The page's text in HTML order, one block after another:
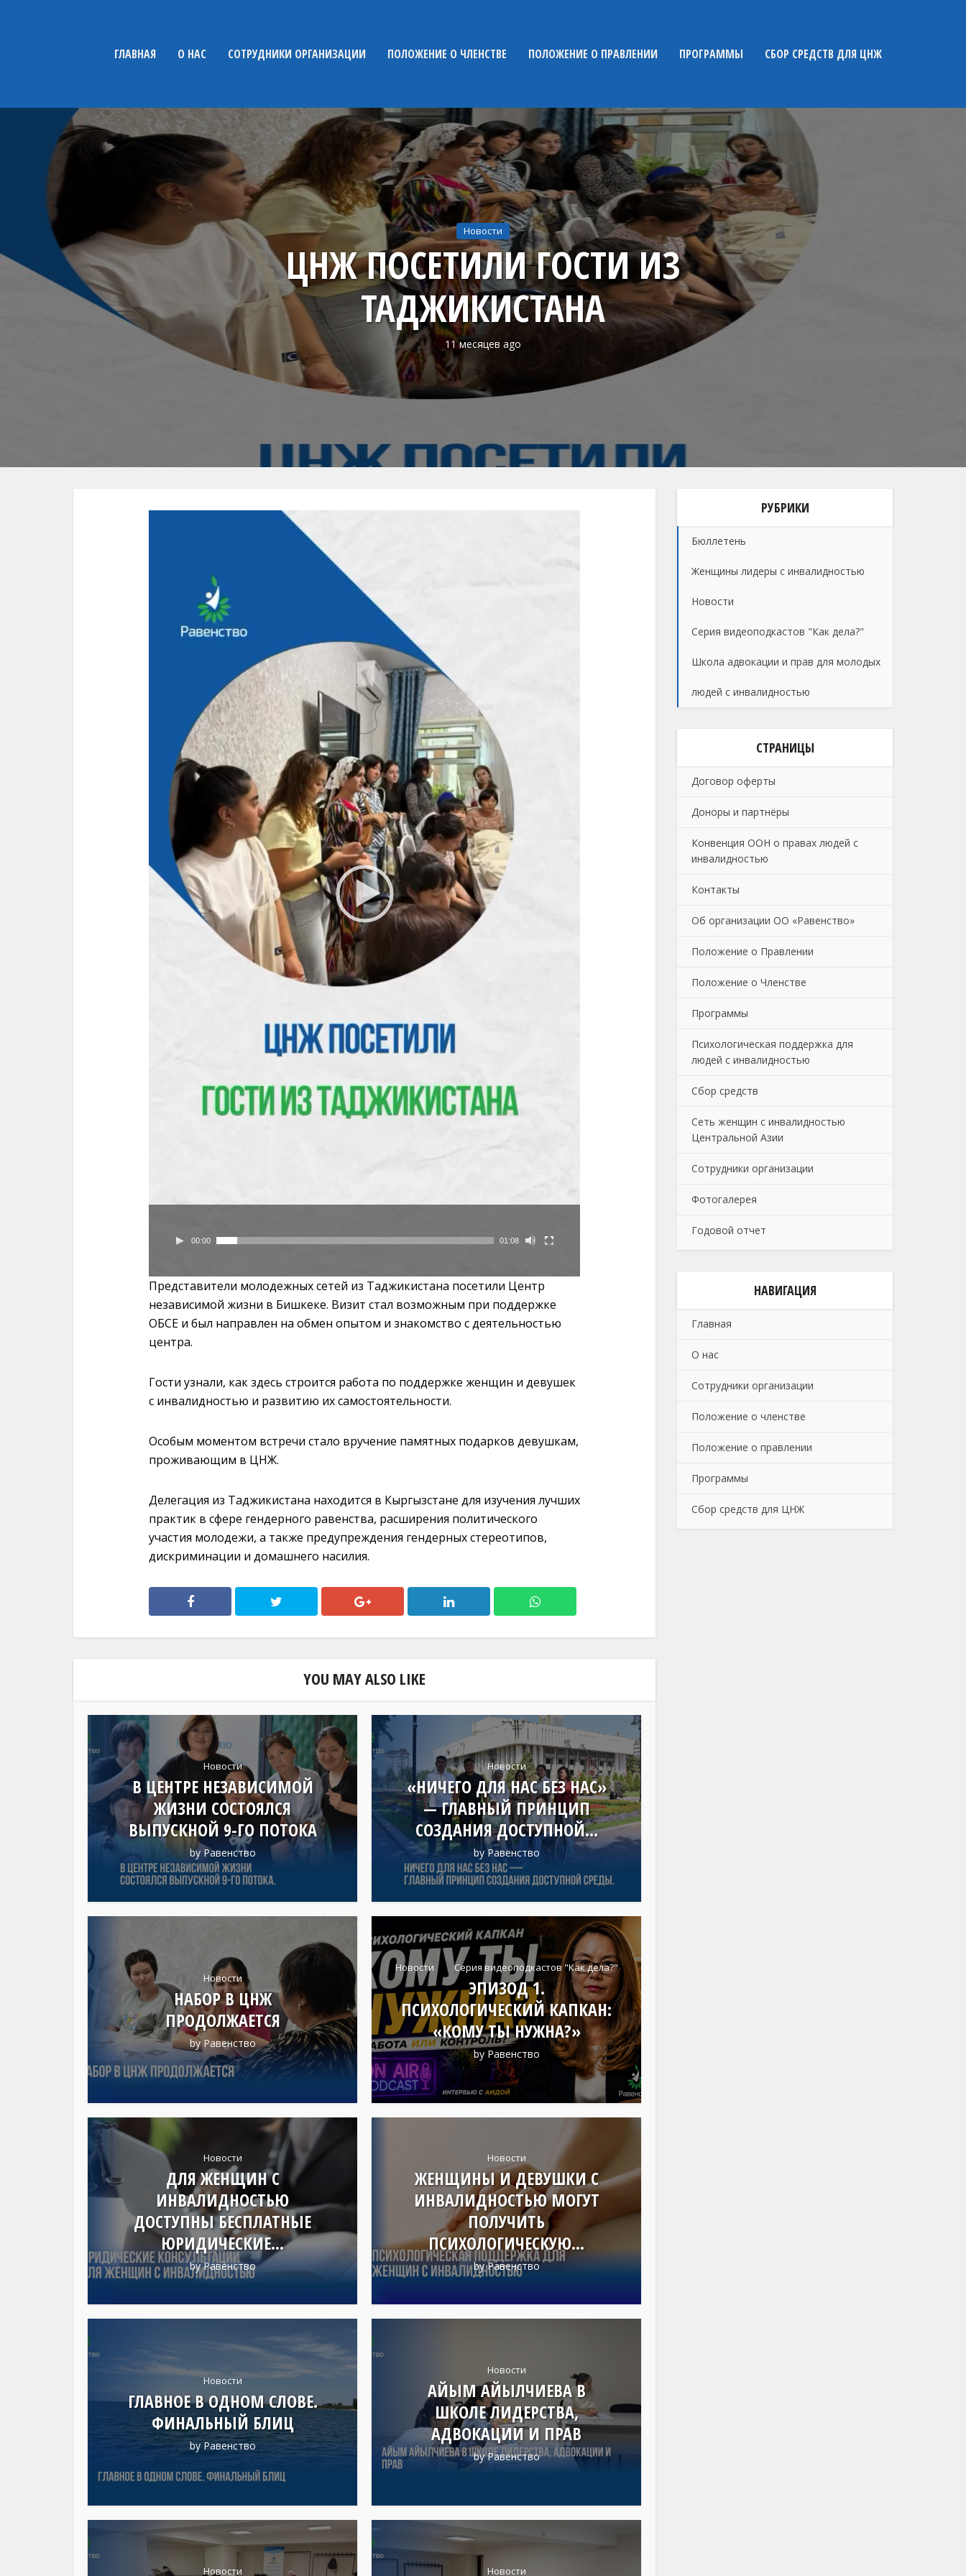
Равенство
ГЛАВНАЯ О НАС СОТРУДНИКИ ОРГАНИЗАЦИИ ПОЛОЖЕНИЕ О ЧЛЕНСТВЕ ПОЛОЖЕНИЕ О ПРАВЛЕНИИ ПРОГРАММЫ СБОР СРЕДСТВ ДЛЯ ЦНЖ
Новости
ЦНЖ ПОСЕТИЛИ ГОСТИ ИЗ
ТАДЖИКИСТАНА
11 месяцев ago
00:00 01:08
Представители молодежных сетей из Таджикистана посетили Центр
независимой жизни в Бишкеке. Визит стал возможным при поддержке
ОБСЕ и был направлен на обмен опытом и знакомство с деятельностью
центра.
Гости узнали, как здесь строится работа по поддержке женщин и девушек
с инвалидностью и развитию их самостоятельности.
Особым моментом встречи стало вручение памятных подарков девушкам,
проживающим в ЦНЖ.
Делегация из Таджикистана находится в Кыргызстане для изучения лучших
практик в сфере гендерного равенства, расширения политического
участия молодежи, а также предупреждения гендерных стереотипов,
дискриминации и домашнего насилия.
YOU MAY ALSO LIKE
Новости
В ЦЕНТРЕ НЕЗАВИСИМОЙ
ЖИЗНИ СОСТОЯЛСЯ
ВЫПУСКНОЙ 9-ГО ПОТОКА
byРавенство
Новости
«НИЧЕГО ДЛЯ НАС БЕЗ НАС»
— ГЛАВНЫЙ ПРИНЦИП
СОЗДАНИЯ ДОСТУПНОЙ...
byРавенство
Новости
НАБОР В ЦНЖ
ПРОДОЛЖАЕТСЯ
byРавенство
Новости Серия видеоподкастов "Как дела?"
ЭПИЗОД 1.
ПСИХОЛОГИЧЕСКИЙ КАПКАН:
«КОМУ ТЫ НУЖНА?»
by Равенство
Новости
ДЛЯ ЖЕНЩИН С
ИНВАЛИДНОСТЬЮ
ДОСТУПНЫ БЕСПЛАТНЫЕ
ЮРИДИЧЕСКИЕ...
byРавенство
Новости
ЖЕНЩИНЫ И ДЕВУШКИ С
ИНВАЛИДНОСТЬЮ МОГУТ
ПОЛУЧИТЬ
ПСИХОЛОГИЧЕСКУЮ...
byРавенство
Новости
ГЛАВНОЕ В ОДНОМ СЛОВЕ.
ФИНАЛЬНЫЙ БЛИЦ
byРавенство
Новости
АЙЫМ АЙЫЛЧИЕВА В
ШКОЛЕ ЛИДЕРСТВА,
АДВОКАЦИИ И ПРАВ
byРавенство
Новости Новости
РУБРИКИ
Бюллетень
Женщины лидеры с инвалидностью
Новости
Серия видеоподкастов "Как дела?"
Школа адвокации и прав для молодых
людей с инвалидностью
СТРАНИЦЫ
Договор оферты
Доноры и партнёры
Конвенция ООН о правах людей с
инвалидностью
Контакты
Об организации ОО «Равенство»
Положение о Правлении
Положение о Членстве
Программы
Психологическая поддержка для
людей с инвалидностью
Сбор средств
Сеть женщин с инвалидностью
Центральной Азии
Сотрудники организации
Фотогалерея
Годовой отчет
НАВИГАЦИЯ
Главная
О нас
Сотрудники организации
Положение о членстве
Положение о правлении
Программы
Сбор средств для ЦНЖ